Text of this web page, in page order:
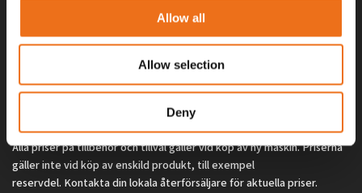
Allow all
Allow selection
Deny
Alla priser på tillbehör och tillval gäller vid köp av ny maskin. Priserna
gäller inte vid köp av enskild produkt, till exempel
reservdel. Kontakta din lokala återförsäljare för aktuella priser.